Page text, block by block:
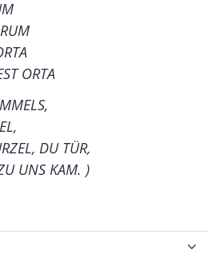
ORTA
DU TÜR,
UNS KAM. )